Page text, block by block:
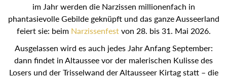
im Jahr werden die Narzissen millionenfach in
phantasievolle Gebilde geknüpft und das ganze
Ausseerland feiert sie: beimNarzissenfestvon 28. bis 31.
Ausgelassen wird es auch jedes Jahr Anfang September:
dann findet in Altaussee vor der malerischen Kulisse des